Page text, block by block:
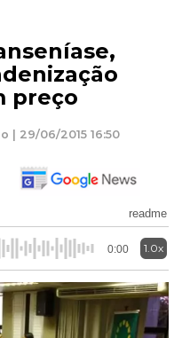
preço
| 29/06/2015 16:50
readme
0:00 1.0x